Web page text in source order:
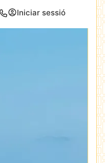
Iniciar sessió